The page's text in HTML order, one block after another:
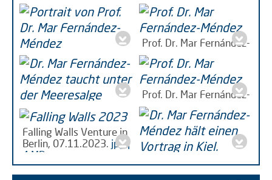
Portrait von Prof. Dr.
Mar Fernández-Méndez
jpg | 10 MB
Dr. Mar Fernández-
Méndez,,jpeg | 190 KB
Portrait von Prof. Dr.
Mar Fernández-Méndez
jpg | 7 MB
Prof. Dr. Mar Fernández-
Méndez
DE: Dr. Mar Fernández-
Méndez taucht unter,
jpeg | 303 KB
Prof. Dr. Mar Fernández-
Méndez
Falling Walls Venture in
Berlin, 07.11.2023. jpg |
4 MB
DE: Dr. Mar Fernández-
Méndez hält einen,jpeg